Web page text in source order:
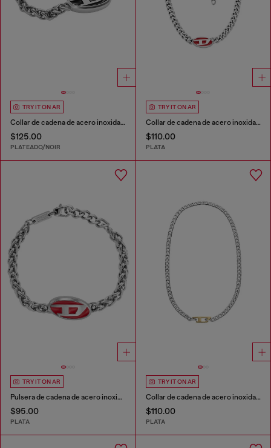
TRY IT ON AR
Collar de cadena de acero inoxidable
$125.00
PLATEADO/NOIR
TRY IT ON AR
Collar de cadena de acero inoxidable
$110.00
PLATA
TRY IT ON AR
Pulsera de cadena de acero inoxidable
$95.00
PLATA
TRY IT ON AR
Collar de cadena de acero inoxidable
$110.00
PLATA